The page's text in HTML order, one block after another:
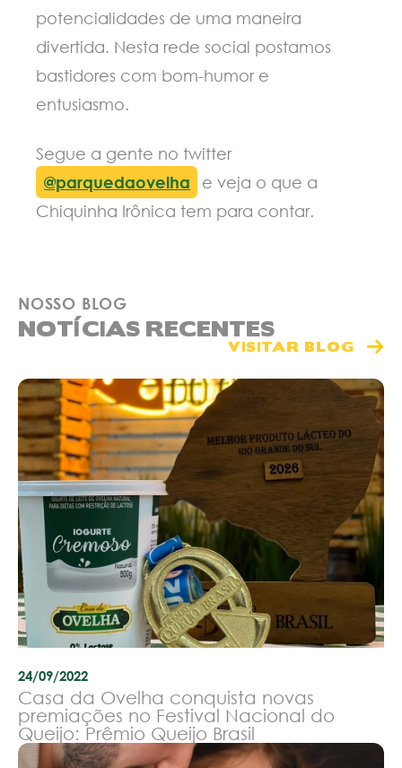
potencialidades de uma maneira
divertida. Nesta rede social postamos
bastidores com bom-humor e
entusiasmo.
Segue a gente no twitter
@parquedaovelha
e veja o que a
Chiquinha Irônica tem para contar.
NOSSO BLOG
NOTÍCIAS RECENTES
VISITAR BLOG
24/09/2022
Casa da Ovelha conquista novas
premiações no Festival Nacional do
Queijo: Prêmio Queijo Brasil